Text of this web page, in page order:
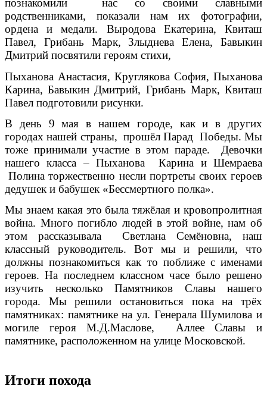
познакомили нас со своими славными
родственниками, показали нам их фотографии,
ордена и медали. Выродова Екатерина, Квиташ
Павел, Грибань Марк, Злыднева Елена, Бавыкин
Дмитрий посвятили героям стихи,
Пыханова Анастасия, Круглякова София, Пыханова
Карина, Бавыкин Дмитрий, Грибань Марк, Квиташ
Павел подготовили рисунки.
В день 9 мая в нашем городе, как и в других
городах нашей страны, прошёл Парад Победы. Мы
тоже принимали участие в этом параде. Девочки
нашего класса – Пыханова Карина и Шемраева
Полина торжественно несли портреты своих героев
дедушек и бабушек «Бессмертного полка».
Мы знаем какая это была тяжёлая и кровопролитная
война. Много погибло людей в этой войне, нам об
этом рассказывала Светлана Семёновна, наш
классный руководитель. Вот мы и решили, что
должны познакомиться как то поближе с именами
героев. На последнем классном часе было решено
изучить несколько Памятников Славы нашего
города. Мы решили остановиться пока на трёх
памятниках: памятнике на ул. Генерала Шумилова и
могиле героя М.Д.Маслове, Аллее Славы и
памятнике, расположенном на улице Московской.
Итоги похода